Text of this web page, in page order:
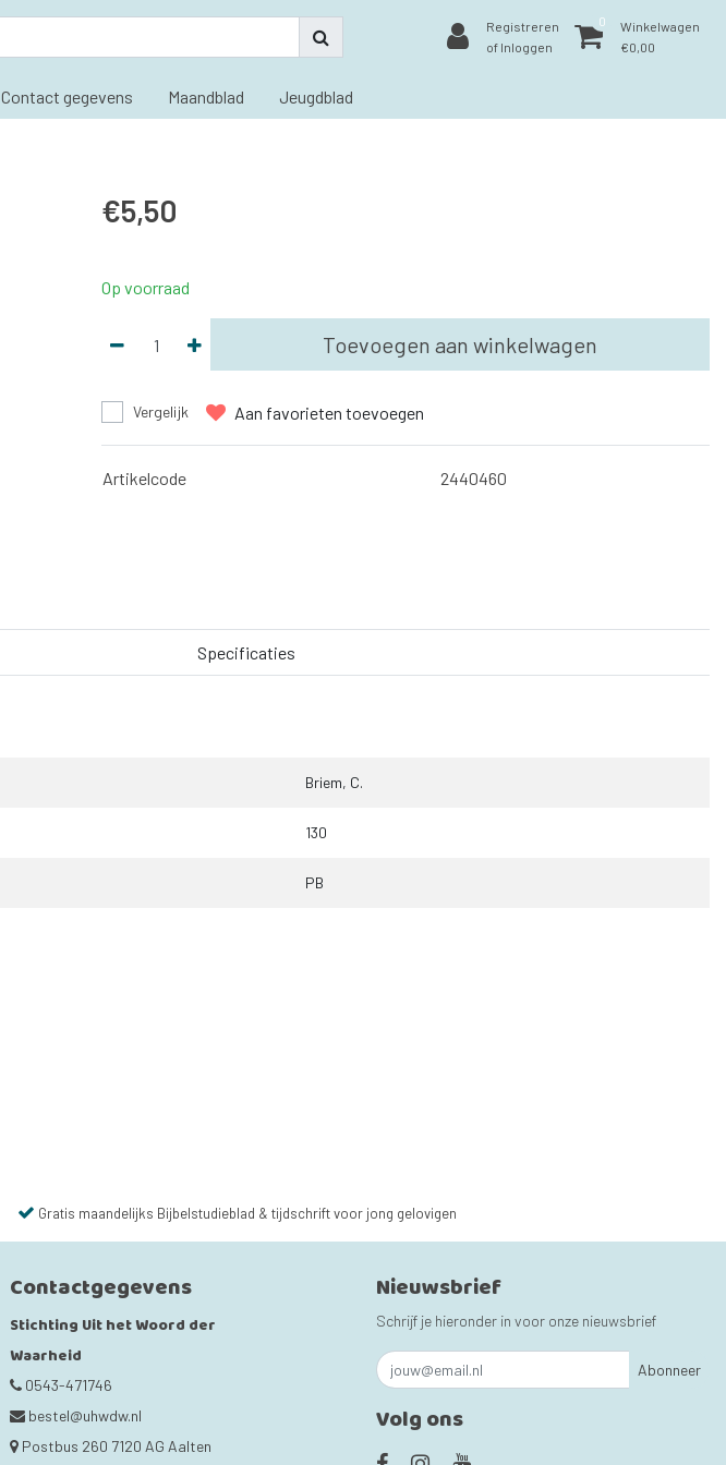
Registreren
of Inloggen
0
Winkelwagen
€0,00
Contact gegevens Maandblad Jeugdblad
€5,50
Op voorraad
Toevoegen aan winkelwagen
Vergelijk Aan favorieten toevoegen
Artikelcode 2440460
Specificaties
Briem, C.
130
PB
Gratis maandelijks Bijbelstudieblad & tijdschrift voor jong gelovigen
Contactgegevens
Stichting Uit het Woord der
Waarheid
0543-471746
bestel@uhwdw.nl
Postbus 260 7120 AG Aalten
Nieuwsbrief
Schrijf je hieronder in voor onze nieuwsbrief
Abonneer
Volg ons